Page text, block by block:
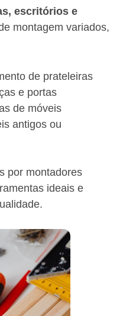
escritórios e
montagem variados,
de prateleiras
e portas
de móveis
antigos ou
por montadores
ideais e